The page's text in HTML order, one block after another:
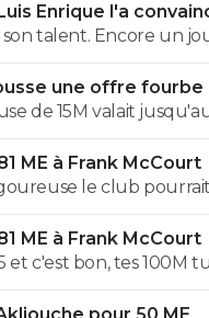
Enrique l'a
son talent. Encore un
une offre fourbe
de 15M valait
ME à Frank McCourt
le club
au 1,2 milliards
l’Arabie Saoudite!
ME à Frank McCourt
tes 100M tu les